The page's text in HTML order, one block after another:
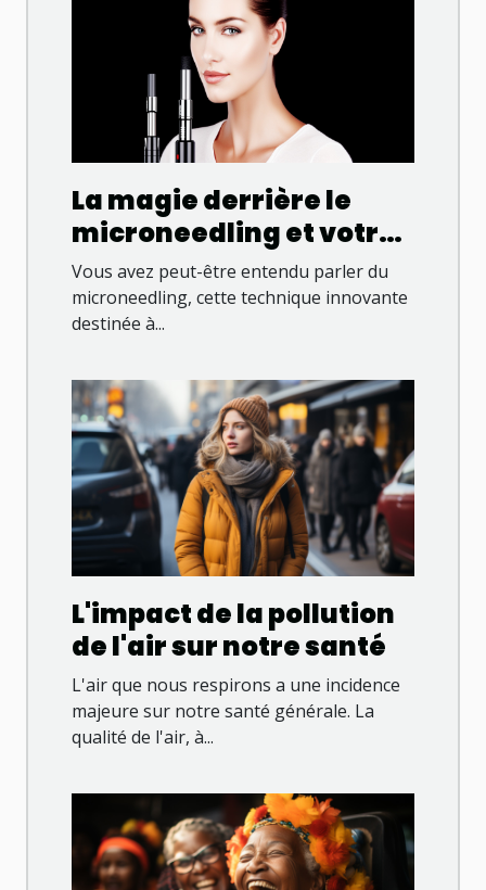
La magie derrière le
microneedling et votre
peau
Vous avez peut-être entendu parler du
microneedling, cette technique innovante
destinée à...
L'impact de la pollution
de l'air sur notre santé
L'air que nous respirons a une incidence
majeure sur notre santé générale. La
qualité de l'air, à...